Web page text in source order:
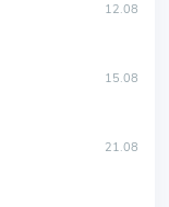
12.08
15.08
21.08